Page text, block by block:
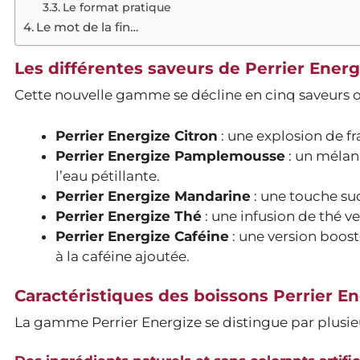
Le format pratique
Le mot de la fin…
Les différentes saveurs de Perrier
Cette nouvelle gamme se décline en cinq saveurs
Perrier Energize Citron : une explosion de
Perrier Energize Pamplemousse : un
l’eau pétillante.
Perrier Energize Mandarine : une touche
Perrier Energize Thé : une infusion de thé
Perrier Energize Caféine : une version
à la caféine ajoutée.
Caractéristiques des boissons Perrier
La gamme Perrier Energize se distingue par